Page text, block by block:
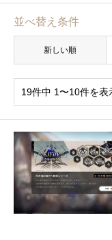
並べ替え条件
新しい順
19件中 1〜10件を表